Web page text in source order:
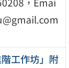
階工作坊」附